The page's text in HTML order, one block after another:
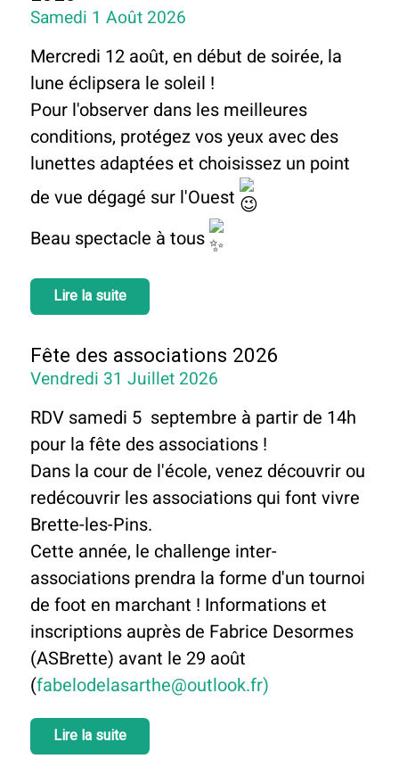
Samedi 1 Août 2026
Mercredi 12 août, en début de soirée, la
lune éclipsera le soleil !
Pour l'observer dans les meilleures
conditions, protégez vos yeux avec des
lunettes adaptées et choisissez un point
de vue dégagé sur l'Ouest
Beau spectacle à tous
Lire la suite
Fête des associations 2026
Vendredi 31 Juillet 2026
RDV samedi 5 septembre à partir de 14h
pour la fête des associations !
Dans la cour de l'école, venez découvrir ou
redécouvrir les associations qui font vivre
Brette-les-Pins.
Cette année, le challenge inter-
associations prendra la forme d'un tournoi
de foot en marchant ! Informations et
inscriptions auprès de Fabrice Desormes
(ASBrette) avant le 29 août
(fabelodelasarthe@outlook.fr)
Lire la suite